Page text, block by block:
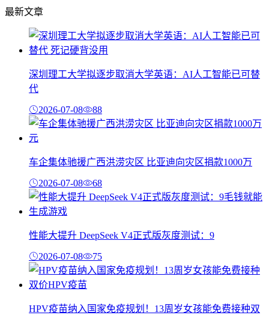
最新文章
深圳理工大学拟逐步取消大学英语：AI人工智能已可替
代
2026-07-08 88
车企集体驰援广西洪涝灾区 比亚迪向灾区捐款1000万
2026-07-08 68
性能大提升 DeepSeek V4正式版灰度测试：9
2026-07-08 75
HPV疫苗纳入国家免疫规划！13周岁女孩能免费接种双